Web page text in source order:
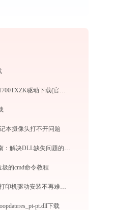
(2025最新)得实DS-1700TXZK驱动下载(官方Win10/Win11)
本摄像头打不开问题
demonkid.dll下载指南：解决DLL缺失问题的官方免费方案（32/64位系统适用）
的cmd命令教程
(2026最新)智垒45X打印机驱动安装不再难，跟着这些步骤一学就会
pt.dll下载